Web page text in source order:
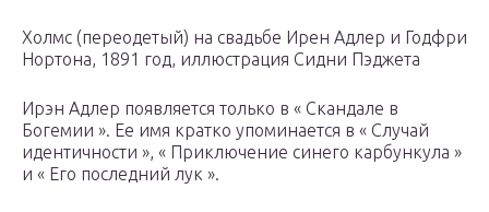
Холмс (переодетый) на свадьбе Ирен Адлер и Годфри
Нортона, 1891 год, иллюстрация Сидни Пэджета
Ирэн Адлер появляется только в « Скандале в
Богемии ». Ее имя кратко упоминается в « Случай
идентичности », « Приключение синего карбункула »
и « Его последний лук ».